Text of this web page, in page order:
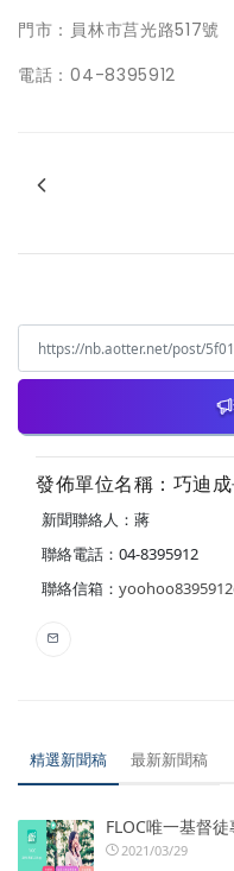
門市：員林市莒光路517號
電話：04-8395912
發佈單位名稱：巧迪
新聞聯絡人：蔣
聯絡電話：04-8395912
聯絡信箱：
精選新聞稿 最新新聞稿
FLOC唯一基督
2021/03/29